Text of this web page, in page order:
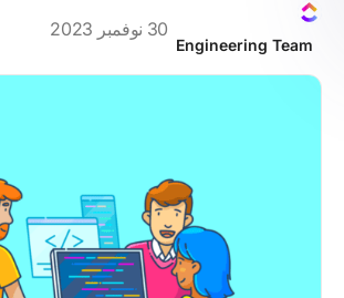
Engineering Team
30 نوفمبر 2023